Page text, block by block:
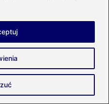
aurorach to
Przewodnik po
potrzeba na
betonu? Sprawdź i